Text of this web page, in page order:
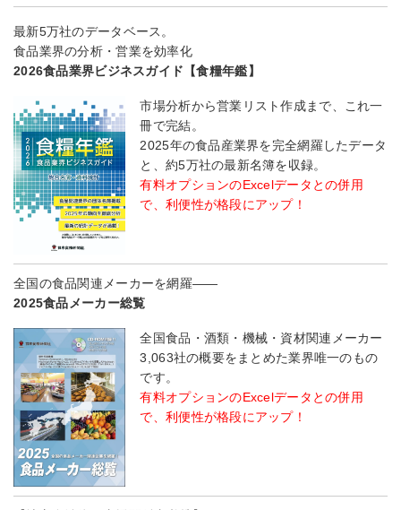
最新5万社のデータベース。
食品業界の分析・営業を効率化
2026食品業界ビジネスガイド【食糧年鑑】
市場分析から営業リスト作成まで、これ一
冊で完結。
2025年の食品産業界を完全網羅したデータ
と、約5万社の最新名簿を収録。
有料オプションのExcelデータとの併用
で、利便性が格段にアップ！
全国の食品関連メーカーを網羅――
2025食品メーカー総覧
全国食品・酒類・機械・資材関連メーカー
3,063社の概要をまとめた業界唯一のもの
です。
有料オプションのExcelデータとの併用
で、利便性が格段にアップ！